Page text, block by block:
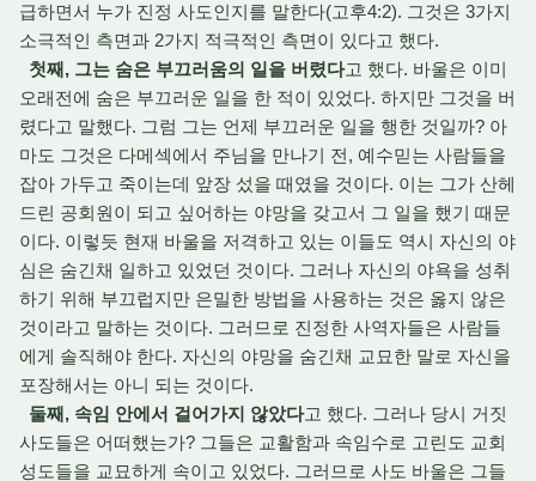
급하면서 누가 진정 사도인지를 말한다(고후4:2). 그것은 3가지
소극적인 측면과 2가지 적극적인 측면이 있다고 했다.
첫째, 그는 숨은 부끄러움의 일을 버렸다고 했다. 바울은 이미
오래전에 숨은 부끄러운 일을 한 적이 있었다. 하지만 그것을 버
렸다고 말했다. 그럼 그는 언제 부끄러운 일을 행한 것일까? 아
마도 그것은 다메섹에서 주님을 만나기 전, 예수믿는 사람들을
잡아 가두고 죽이는데 앞장 섰을 때였을 것이다. 이는 그가 산헤
드린 공회원이 되고 싶어하는 야망을 갖고서 그 일을 했기 때문
이다. 이렇듯 현재 바울을 저격하고 있는 이들도 역시 자신의 야
심은 숨긴채 일하고 있었던 것이다. 그러나 자신의 야욕을 성취
하기 위해 부끄럽지만 은밀한 방법을 사용하는 것은 옳지 않은
것이라고 말하는 것이다. 그러므로 진정한 사역자들은 사람들
에게 솔직해야 한다. 자신의 야망을 숨긴채 교묘한 말로 자신을
포장해서는 아니 되는 것이다.
둘째, 속임 안에서 걸어가지 않았다고 했다. 그러나 당시 거짓
사도들은 어떠했는가? 그들은 교활함과 속임수로 고린도 교회
성도들을 교묘하게 속이고 있었다. 그러므로 사도 바울은 그들